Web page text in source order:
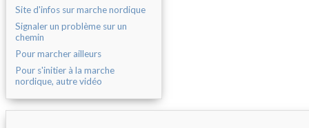
Site d'infos sur marche nordique
Signaler un problème sur un
chemin
Pour marcher ailleurs
Pour s'initier à la marche
nordique, autre vidéo